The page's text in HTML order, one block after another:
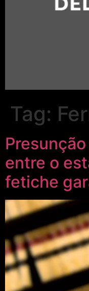
Tag:
entre o
fetiche